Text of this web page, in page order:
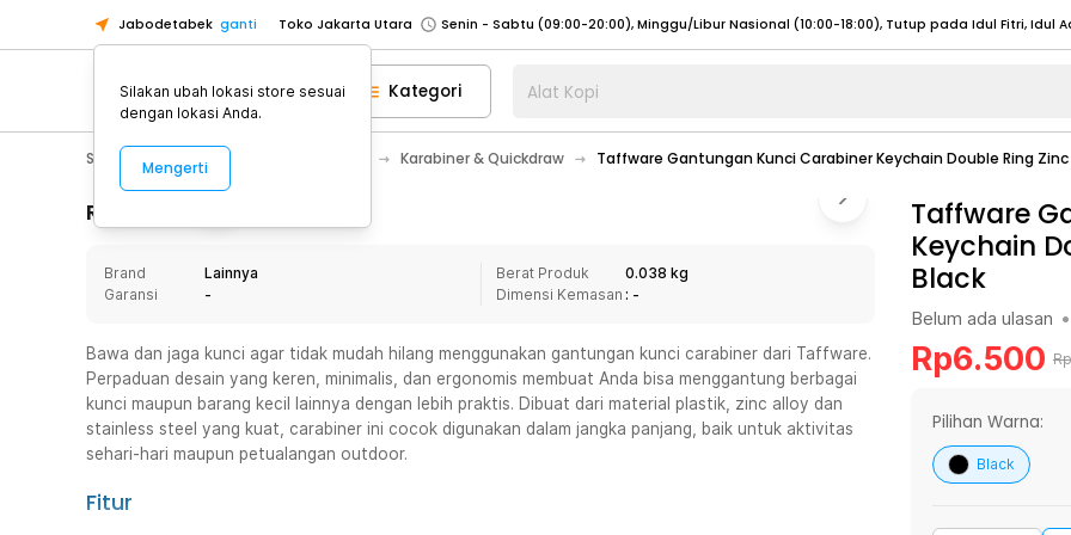
Jabodetabek ganti Toko Jakarta Utara
Toko Tangerang
Toko Cikupa
Pick n Go Jakarta Barat
Senin - Jumat (07:00 - 20:00), Sabtu - Minggu (08:00 - 20:00), Tutup pada Idul Fitri
Pick n Go Bekasi
Senin - Jumat (08:00 - 20:00), Sabtu - Minggu/ Libur Nasional (08:00 - 17:00) Selengkapnya
Senin - Jumat (08:00 - 20:00), Sabtu - Minggu/ Libur Nasional (08:00 - 17:00) Selengkapnya
Senin - Sabtu (09:00-20:00), Minggu/Libur Nasional (12:00-20:00), Tutup pada Idul Fitri
Senin - Sabtu (09:00-20:00), Minggu/Libur Nasional (12:00-20:00), Tutup pada Idul Fitri
Toko Tangerang
Toko Cikupa
Pick n Go Jakarta Barat
Senin - Jumat (07:00 - 20:00), Sabtu - Minggu (08:00 - 20:00), Tutup pada Idul Fitri
Pick n Go Bekasi
Senin - Jumat (08:00 - 20:00), Sabtu - Minggu/ Libur Nasional (08:00 - 17:00) Selengkapnya
Kategori Alat Kopi
Sport & Outdoor Karabiner & Quickdraw Taffware Gantungan Kunci Carabiner Keychain Double Ring Zinc
Rincian Produk
Brand
Lainnya
Garansi
-
Berat Produk
0.038 kg
Dimensi Kemasan : -
Bawa dan jaga kunci agar tidak mudah hilang menggunakan gantungan kunci carabiner dari Taffware.
Perpaduan desain yang keren, minimalis, dan ergonomis membuat Anda bisa menggantung berbagai
kunci maupun barang kecil lainnya dengan lebih praktis. Dibuat dari material plastik, zinc alloy dan
stainless steel yang kuat, carabiner ini cocok digunakan dalam jangka panjang, baik untuk aktivitas
sehari-hari maupun petualangan outdoor.
Fitur
Taffware
Keychain
Black
Belum ada ulasan •
Rp6.500 Rp
Pilihan Warna:
Black
Silakan ubah lokasi store sesuai
dengan lokasi Anda.
Mengerti